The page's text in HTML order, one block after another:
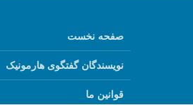
صفحه نخست
نویسندگان گفتگوی هارمونیک
قوانین ما